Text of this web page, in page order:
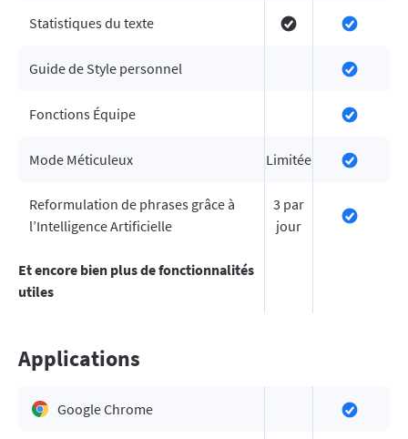
Statistiques du texte
Guide de Style personnel
Fonctions Équipe
Mode Méticuleux Limitée
Reformulation de phrases grâce à
l’Intelligence Artificielle
3 par
jour
Et encore bien plus de fonctionnalités
utiles
Applications
Google Chrome